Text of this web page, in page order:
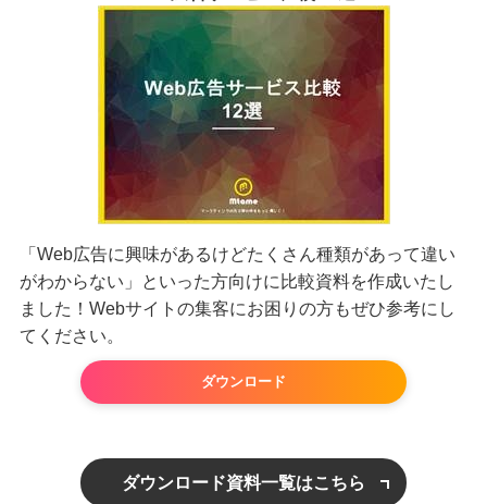
「Web広告に興味があるけどたくさん種類があって違い
がわからない」といった方向けに比較資料を作成いたし
ました！Webサイトの集客にお困りの方もぜひ参考にし
てください。
ダウンロード
ダウンロード資料一覧はこちら